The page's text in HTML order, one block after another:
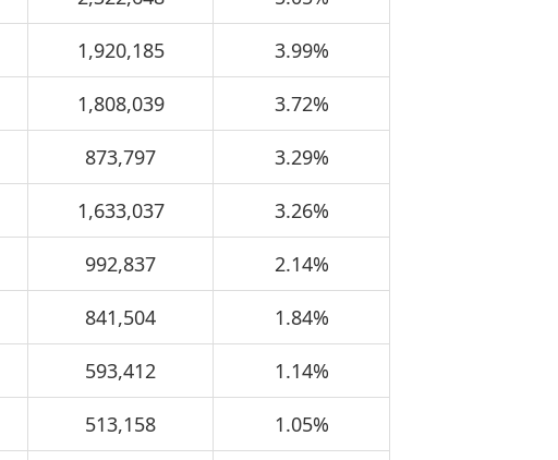
1,920,185 3.99%
1,808,039 3.72%
873,797 3.29%
1,633,037 3.26%
992,837 2.14%
841,504 1.84%
593,412 1.14%
513,158 1.05%